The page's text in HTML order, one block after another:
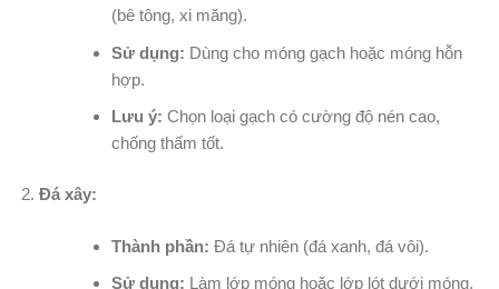
(bê tông, xi măng).
Sử dụng: Dùng cho móng gạch hoặc móng hỗn
hợp.
Lưu ý: Chọn loại gạch có cường độ nén cao,
chống thấm tốt.
Đá xây:
Thành phần: Đá tự nhiên (đá xanh, đá vôi).
Sử dụng: Làm lớp móng hoặc lớp lót dưới móng.